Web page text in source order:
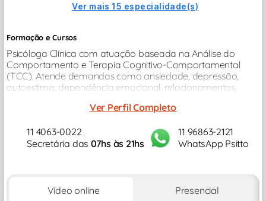
Ver mais 15 especialidade(s)
Formação e Cursos
Psicóloga Clínica com atuação baseada na Análise do
Comportamento e Terapia Cognitivo-Comportamental
(TCC). Atende demandas como ansiedade, depressão,
autoestima, dependência emocional, relacionamentos,
Ver Perfil Completo
11 4063-0022
Secretária das 07hs às 21hs
11 96863-2121
WhatsApp Psitto
Vídeo online Presencial